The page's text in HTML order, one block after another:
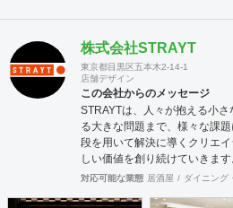
株式会社STRAYT
東京都目黒区五本木2-14-1
店舗デザイン
この会社からのメッセージ
STRAYTは、人々が抱える小
る大きな問題まで、様々な課
段を用いて解決に導くクリエ
しい価値を創り続けていきます
対応可能な業態 居酒屋 ダイニング